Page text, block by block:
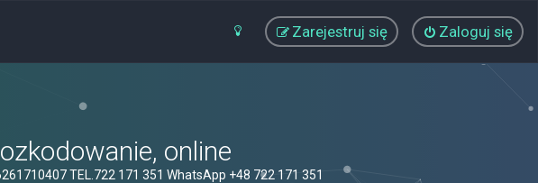
Zaloguj się
Zarejestruj się
online
TEL.722 171 351 WhatsApp +48 722 171 351